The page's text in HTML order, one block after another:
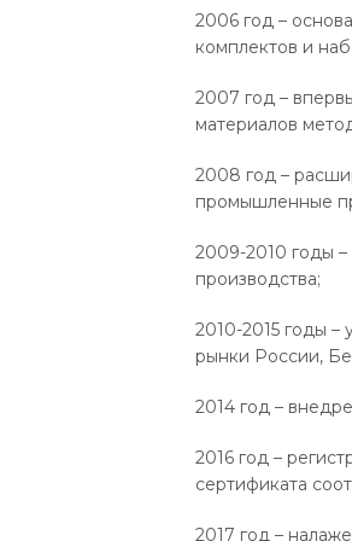
2006 год –
комплектов и
2007 год –
материалов
2008 год –
промышленные
2009-2010 годы –
производства;
2010-2015 годы
рынки России,
2014 год –
2016 год –
сертификата
2017 год –